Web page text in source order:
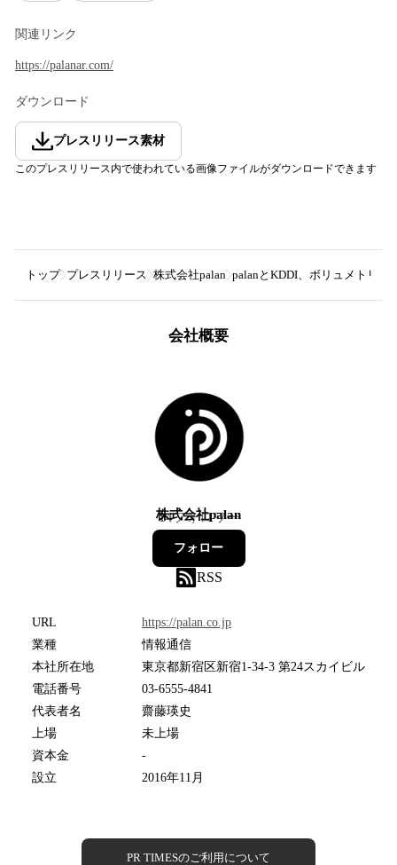
関連リンク
https://palanar.com/
ダウンロード
プレスリリース素材
このプレスリリース内で使われている画像ファイルがダウンロードできます
トップ プレスリリース 株式会社palan palanとKDDI、ボリュメトリッ
会社概要
株式会社palan
14フォロワー
フォロー
RSS
URL
https://palan.co.jp
業種
情報通信
本社所在地
東京都新宿区新宿1-34-3 第24スカイビル
電話番号
03-6555-4841
代表者名
齋藤瑛史
上場
未上場
資本金
-
設立
2016年11月
PR TIMESのご利用について